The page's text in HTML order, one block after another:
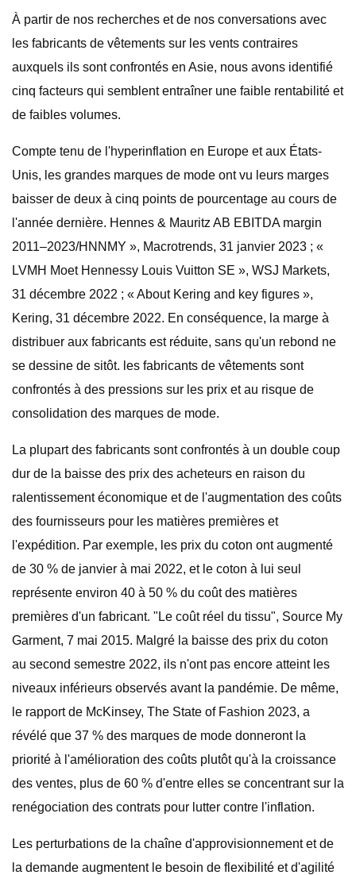
À partir de nos recherches et de nos conversations avec
les fabricants de vêtements sur les vents contraires
auxquels ils sont confrontés en Asie, nous avons identifié
cinq facteurs qui semblent entraîner une faible rentabilité et
de faibles volumes.
Compte tenu de l'hyperinflation en Europe et aux États-
Unis, les grandes marques de mode ont vu leurs marges
baisser de deux à cinq points de pourcentage au cours de
l'année dernière. Hennes & Mauritz AB EBITDA margin
2011–2023/HNNMY », Macrotrends, 31 janvier 2023 ; «
LVMH Moet Hennessy Louis Vuitton SE », WSJ Markets,
31 décembre 2022 ; « About Kering and key figures »,
Kering, 31 décembre 2022. En conséquence, la marge à
distribuer aux fabricants est réduite, sans qu'un rebond ne
se dessine de sitôt. les fabricants de vêtements sont
confrontés à des pressions sur les prix et au risque de
consolidation des marques de mode.
La plupart des fabricants sont confrontés à un double coup
dur de la baisse des prix des acheteurs en raison du
ralentissement économique et de l'augmentation des coûts
des fournisseurs pour les matières premières et
l'expédition. Par exemple, les prix du coton ont augmenté
de 30 % de janvier à mai 2022, et le coton à lui seul
représente environ 40 à 50 % du coût des matières
premières d'un fabricant. "Le coût réel du tissu", Source My
Garment, 7 mai 2015. Malgré la baisse des prix du coton
au second semestre 2022, ils n'ont pas encore atteint les
niveaux inférieurs observés avant la pandémie. De même,
le rapport de McKinsey, The State of Fashion 2023, a
révélé que 37 % des marques de mode donneront la
priorité à l'amélioration des coûts plutôt qu'à la croissance
des ventes, plus de 60 % d'entre elles se concentrant sur la
renégociation des contrats pour lutter contre l'inflation.
Les perturbations de la chaîne d'approvisionnement et de
la demande augmentent le besoin de flexibilité et d'agilité